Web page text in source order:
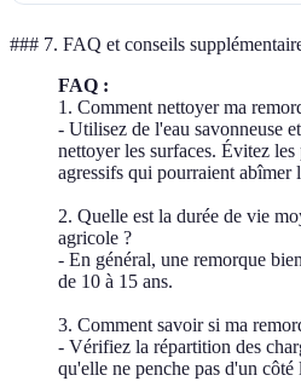
### 7. FAQ et conseils
FAQ :
1. Comment nettoyer ma
- Utilisez de l'eau savonneuse
nettoyer les surfaces. Évitez
agressifs qui pourraient abîmer
2. Quelle est la durée de vie
agricole ?
- En général, une remorque
de 10 à 15 ans.
3. Comment savoir si ma
- Vérifiez la répartition des
qu'elle ne penche pas d'un côté